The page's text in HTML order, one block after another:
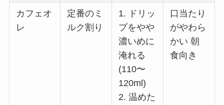
カフェオ
レ
定番のミ
ルク割り
1. ドリッ
プをやや
濃いめに
淹れる
(110〜
120ml)
2. 温めた
口当たり
がやわら
かい 朝
食向き